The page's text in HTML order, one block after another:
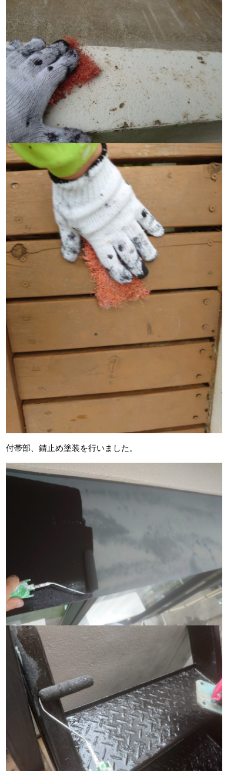
付帯部、錆止め塗装を行いました。